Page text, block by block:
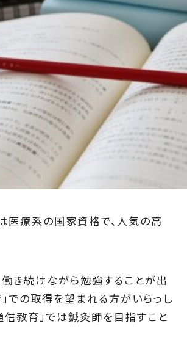
医療系の国家資格で、人気の高
き続けながら勉強することが出
での取得を望まれる方がいらっし
信教育」では鍼灸師を目指すこと